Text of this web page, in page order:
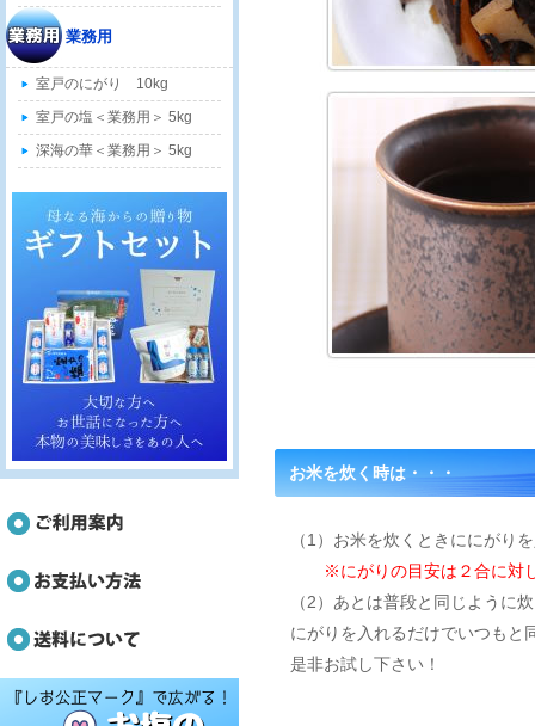
お米を炊く時は・・・
（1）お米を炊くときににがり
※にがりの目安は２合に対
（2）あとは普段と同じように
にがりを入れるだけでいつもと
是非お試し下さい！
業務用
室戸のにがり 10kg
室戸の塩＜業務用＞ 5kg
深海の華＜業務用＞ 5kg